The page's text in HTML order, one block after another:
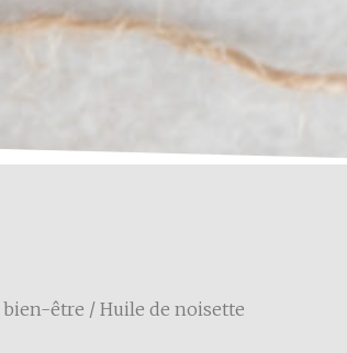
bien-être / Huile de noisette